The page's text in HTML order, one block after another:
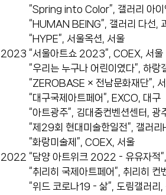
“Spring into Color”, 갤러리 아이
“HUMAN BEING”, 갤러리 다선,
“HYPE”, 서울옥션, 서울
2023 “서울아트쇼 2023”, COEX, 서울
“우리는 누구나 어린이였다”, 하랑
“ZEROBASE × 전남문화재단”, 서
“대구국제아트페어”, EXCO, 대구
“아트광주”, 김대중컨벤션센터, 광
“제29회 현대미술한일전”, 갤러리
“화랑미술제”, COEX, 서울
2022 “담양 아트위크 2022 - 유유자적
“취리히 국제아트페어”, 취리히 컨벤
“위드 코로나19 - 삶”, 도림갤러리,